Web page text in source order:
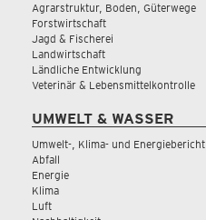
Agrarstruktur, Boden, Güterwege
Forstwirtschaft
Jagd & Fischerei
Landwirtschaft
Ländliche Entwicklung
Veterinär & Lebensmittelkontrolle
UMWELT & WASSER
Umwelt-, Klima- und Energiebericht
Abfall
Energie
Klima
Luft